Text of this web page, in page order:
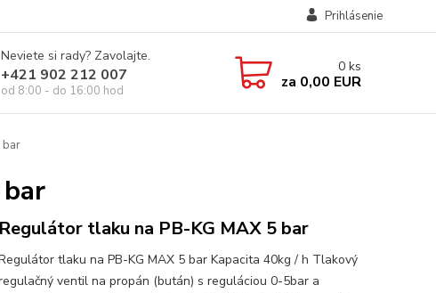
Prihlásenie
Neviete si rady? Zavolajte.
+421 902 212 007
od 8:00 - do 16:00 hod
0 ks
za 0,00 EUR
bar
Regulátor tlaku na PB-KG MAX 5 bar
tlaku na PB-KG MAX 5 bar Kapacita 40kg / h Tlakový
ventil na propán (bután) s reguláciou 0-5bar a